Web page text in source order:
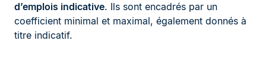
d’emplois indicative. Ils sont encadrés par un
coefficient minimal et maximal, également donnés à
titre indicatif.